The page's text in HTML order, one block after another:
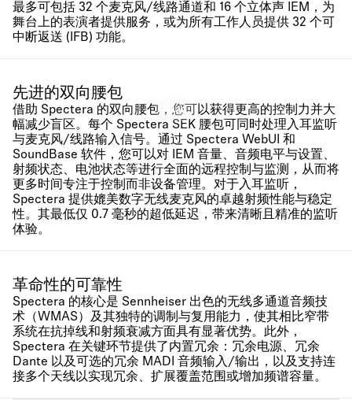
Play
最多可包括 32 个麦克风/线路通道和 16 个立体声 IEM，为
舞台上的表演者提供服务，或为所有工作人员提供 32 个可
中断返送 (IFB) 功能。
先进的双向腰包
借助 Spectera 的双向腰包，您可以获得更高的控制力并大
幅减少盲区。每个 Spectera SEK 腰包可同时处理入耳监听
与麦克风/线路输入信号。通过 Spectera WebUI 和
SoundBase 软件，您可以对 IEM 音量、音频电平与设置、
射频状态、电池状态等进行全面的远程控制与监测，从而将
更多时间专注于控制而非设备管理。对于入耳监听，
Spectera 提供媲美数字无线麦克风的卓越射频性能与稳定
性。其最低仅 0.7 毫秒的超低延迟，带来清晰且精准的监听
体验。
革命性的可靠性
Spectera 的核心是 Sennheiser 出色的无线多通道音频技
术（WMAS）及其独特的调制与复用能力，使其相比窄带
系统在抗掉线和射频衰减方面具有显著优势。此外，
Spectera 在关键环节提供了内置冗余：冗余电源、冗余
Dante 以及可选的冗余 MADI 音频输入/输出，以及支持连
接多个天线以实现冗余、扩展覆盖范围或增加频谱容量。